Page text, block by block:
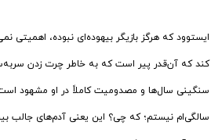
ایستوود که هرگز بازیگر بیهوده‌ای نبوده،
‌کند که آن‌قدر پیر است که به خاطر چرت زدن
سالگی‌ام نیستم؛ که چی؟ این یعنی آدم‌های جالب‌